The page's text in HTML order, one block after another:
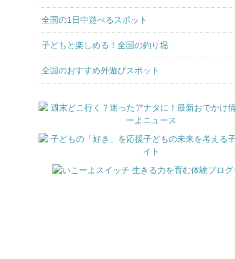
全国の1日中遊べるスポット
子どもと楽しめる！全国の釣り堀
全国のおすすめ外遊びスポット